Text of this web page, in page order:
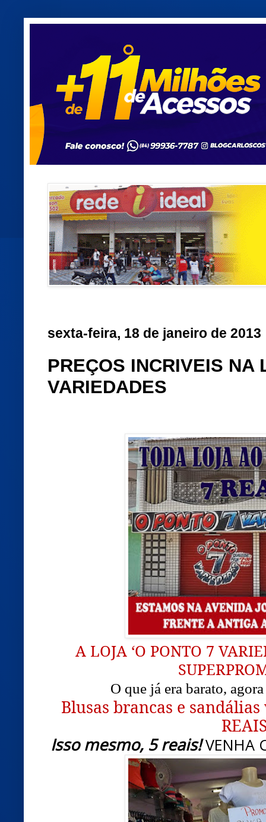
sexta-feira, 18 de janeiro de 2013
PREÇOS INCRIVEIS NA
VARIEDADES
A LOJA ‘O PONTO 7
O que já era barato,
Blusas brancas e
Isso mesmo, 5 reais! VENHA